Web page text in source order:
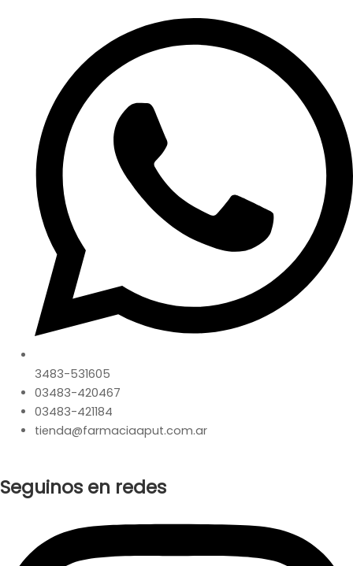
3483-531605
03483-420467
03483-421184
tienda@farmaciaaput.com.ar
Seguinos en redes